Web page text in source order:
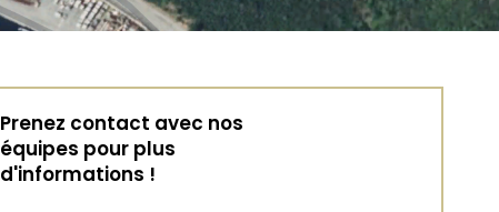
Prenez contact avec nos
équipes pour plus
d'informations !